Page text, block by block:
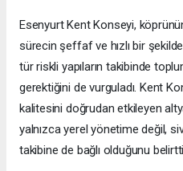
Esenyurt Kent Konseyi,
sürecin şeffaf ve hızlı bir
tür riskli yapıların takibinde
gerektiğini de vurguladı. Kent
kalitesini doğrudan etkileyen
yalnızca yerel yönetime değil,
takibine de bağlı olduğunu